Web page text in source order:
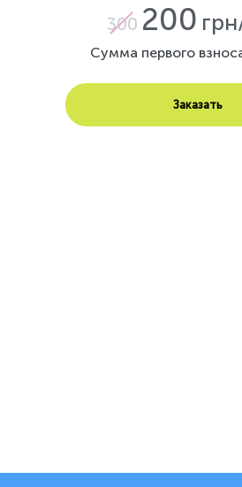
300 200
Сумма первого